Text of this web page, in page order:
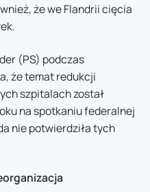
że we Flandrii cięcia
(PS) podczas
że temat redukcji
szpitalach został
na spotkaniu federalnej
nie potwierdziła tych